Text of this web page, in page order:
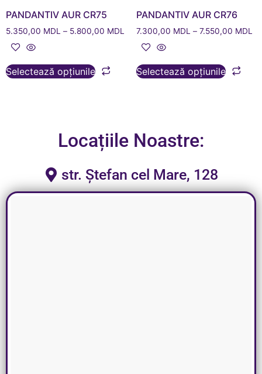
PANDANTIV AUR CR75
5.350,00 MDL – 5.800,00 MDL
Selectează opțiunile
PANDANTIV AUR CR76
7.300,00 MDL – 7.550,00 MDL
Selectează opțiunile
Locațiile Noastre:
str. Ștefan cel Mare, 128